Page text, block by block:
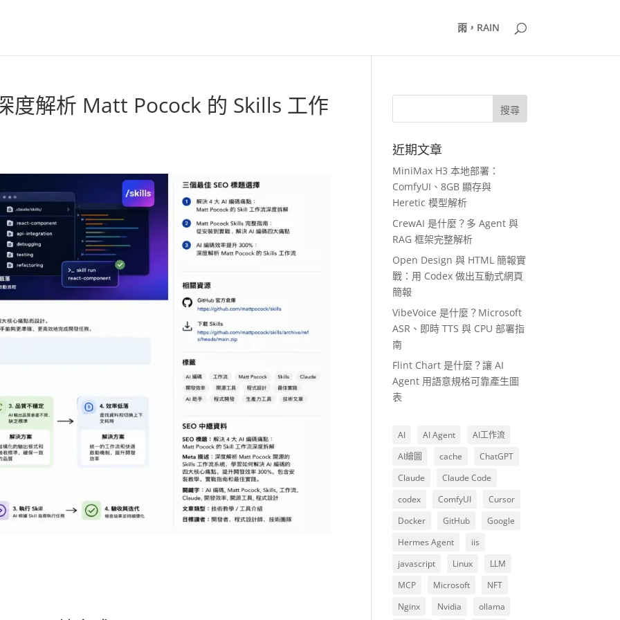
雨，RAIN
度解析 Matt Pocock 的 Skills 工作
近期文章
MiniMax H3 本地部署：
ComfyUI、8GB 顯存與
Heretic 模型解析
CrewAI 是什麼？多 Agent 與
RAG 框架完整解析
Open Design 與 HTML 簡報實
戰：用 Codex 做出互動式網頁
簡報
VibeVoice 是什麼？Microsoft
ASR、即時 TTS 與 CPU 部署指
南
Flint Chart 是什麼？讓 AI
Agent 用語意規格可靠產生圖
表
AI AI Agent
AI工作流
AI繪圖
cache
ChatGPT
Claude
Claude Code
codex
ComfyUI
Cursor
Docker
GitHub
Google
Hermes Agent
iis
javascript
Linux
LLM
MCP
Microsoft
NFT
Nginx
Nvidia ollama